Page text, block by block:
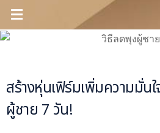
สร้างหุ่นเฟิร์มเพิ่มความมั่น
ผู้ชาย 7 วัน!